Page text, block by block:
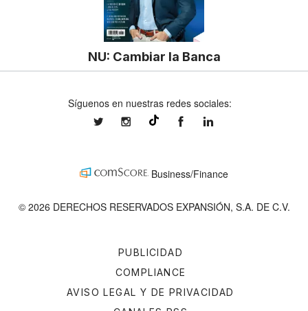
NU: Cambiar la Banca
PUBLICIDAD
COMPLIANCE
AVISO LEGAL Y DE PRIVACIDAD
Síguenos en nuestras redes sociales:
expansionmxexpansionmx ExpansionMex
Business/Finance
© 2026 DERECHOS RESERVADOS EXPANSIÓN, S.A. DE C.V.